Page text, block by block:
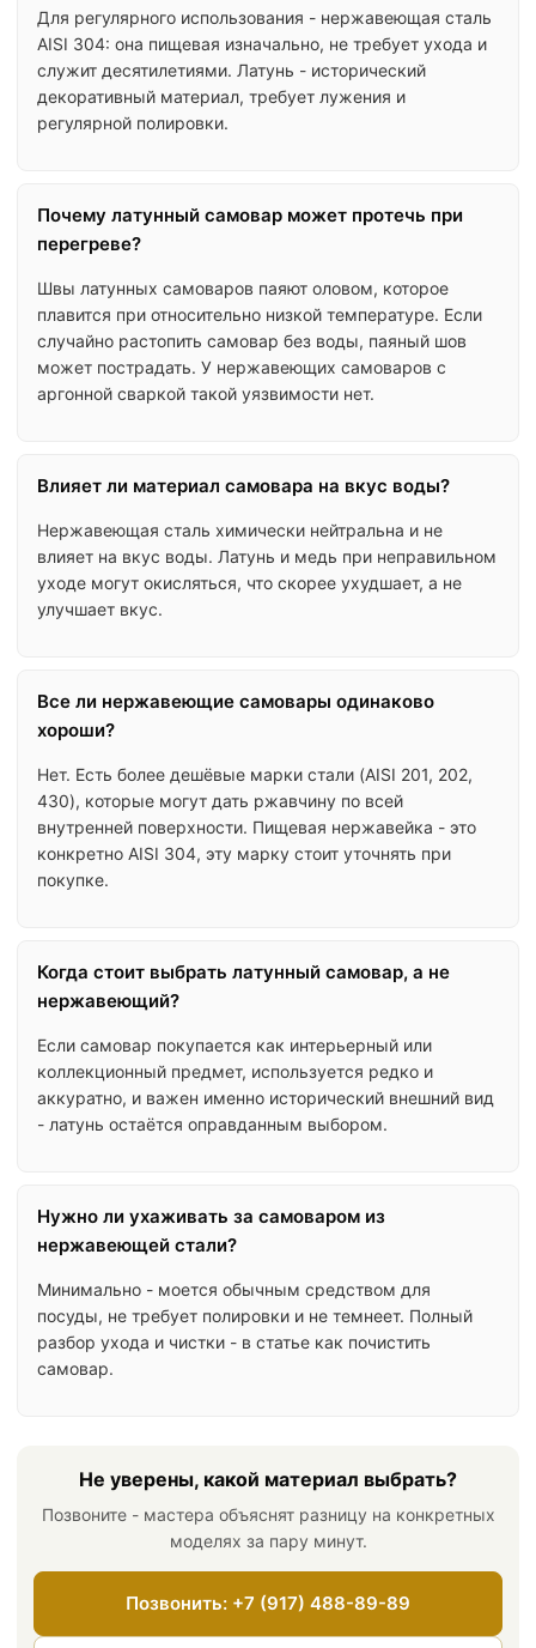
Для регулярного использования - нержавеющая сталь
AISI 304: она пищевая изначально, не требует ухода и
служит десятилетиями. Латунь - исторический
декоративный материал, требует лужения и
регулярной полировки.
Почему латунный самовар может протечь при
перегреве?
Швы латунных самоваров паяют оловом, которое
плавится при относительно низкой температуре. Если
случайно растопить самовар без воды, паяный шов
может пострадать. У нержавеющих самоваров с
аргонной сваркой такой уязвимости нет.
Влияет ли материал самовара на вкус воды?
Нержавеющая сталь химически нейтральна и не
влияет на вкус воды. Латунь и медь при неправильном
уходе могут окисляться, что скорее ухудшает, а не
улучшает вкус.
Все ли нержавеющие самовары одинаково
хороши?
Нет. Есть более дешёвые марки стали (AISI 201, 202,
430), которые могут дать ржавчину по всей
внутренней поверхности. Пищевая нержавейка - это
конкретно AISI 304, эту марку стоит уточнять при
покупке.
Когда стоит выбрать латунный самовар, а не
нержавеющий?
Если самовар покупается как интерьерный или
коллекционный предмет, используется редко и
аккуратно, и важен именно исторический внешний вид
- латунь остаётся оправданным выбором.
Нужно ли ухаживать за самоваром из
нержавеющей стали?
Минимально - моется обычным средством для
посуды, не требует полировки и не темнеет. Полный
разбор ухода и чистки - в статье как почистить
самовар.
Не уверены, какой материал выбрать?
Позвоните - мастера объяснят разницу на конкретных
моделях за пару минут.
Позвонить: +7 (917) 488-89-89
г.Уфа, ООО "ДИОНИС", ИНН 0278208379
Публичная оферта
Перейти